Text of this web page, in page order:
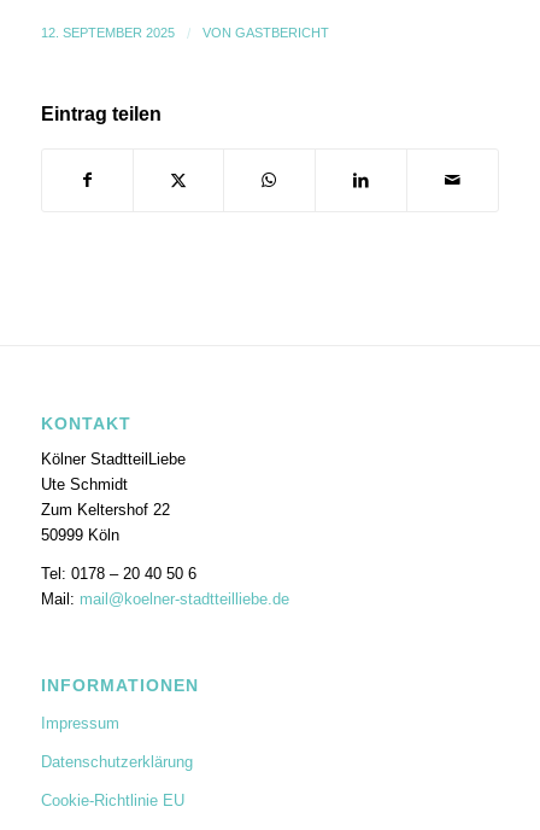
12. SEPTEMBER 2025 / VON GASTBERICHT
Eintrag teilen
KONTAKT
Kölner StadtteilLiebe
Ute Schmidt
Zum Keltershof 22
50999 Köln
Tel: 0178 – 20 40 50 6
Mail: mail@koelner-stadtteilliebe.de
INFORMATIONEN
Impressum
Datenschutzerklärung
Cookie-Richtlinie EU